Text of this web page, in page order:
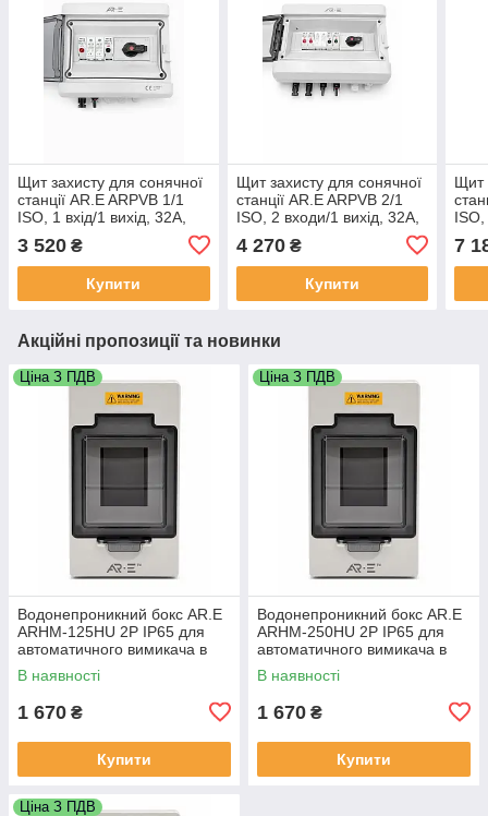
Щит захисту для сонячної
станції AR.E ARPVB 1/1
ISO, 1 вхід/1 вихід, 32A,
вимикачем (PV Combiner
Box)
3 520 ₴
Купити
Щит захисту для сонячної
станції AR.E ARPVB 2/1
ISO, 2 входи/1 вихід, 32A,
вимикачем (PV Combiner
Box)
4 270₴
Купити
Щит
Box)
7
Акційні пропозиції та новинки
Ціна З ПДВ
Водонепроникний бокс AR.E
ARHM-125HU 2P IP65 для
автоматичного вимикача в
литому корпусі (MCCB),
зовнішній монтаж
В наявності
1 670 ₴
Купити
Ціна З ПДВ
Водонепроникний бокс AR.E
ARHM-250HU 2P IP65 для
автоматичного вимикача в
литому корпусі (MCCB),
зовнішній монтаж
В наявності
1 670 ₴
Купити
Ціна З ПДВ